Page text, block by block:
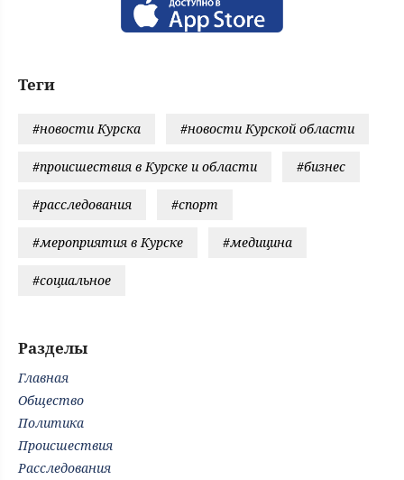
Теги
#новости Курска #новости Курской области
#происшествия в Курске и области #бизнес
#расследования #спорт
#мероприятия в Курске #медицина
#социальное
Разделы
Главная
Общество
Политика
Происшествия
Расследования